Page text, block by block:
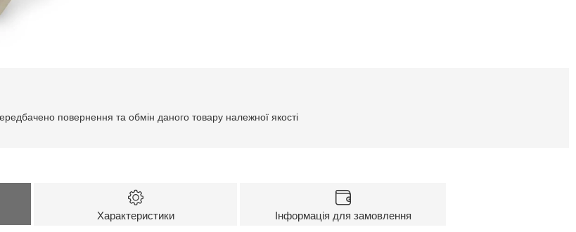
повернення та обмін даного товару належної якості
Характеристики Інформація для замовлення